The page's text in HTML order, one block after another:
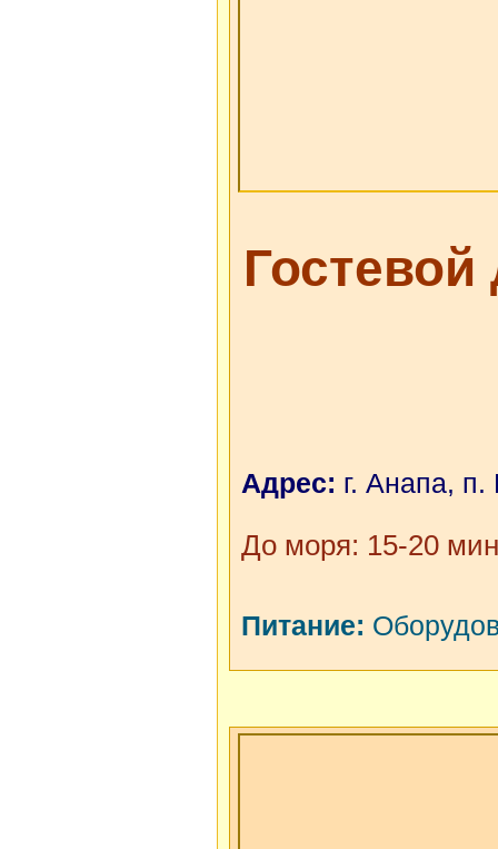
Адрес: г. Анапа, п.
До моря: 15-20
Питание: